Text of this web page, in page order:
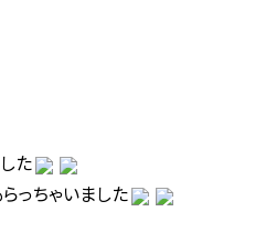
た
っちゃいました